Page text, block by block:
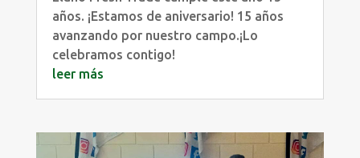
años. ¡Estamos de aniversario! 15 años
avanzando por nuestro campo.¡Lo
celebramos contigo!
leer más